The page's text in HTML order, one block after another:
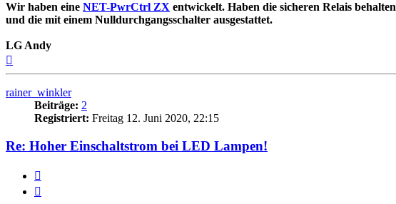
Wir haben eine NET-PwrCtrl ZX entwickelt. Haben die sicheren Relais behalten
und die mit einem Nulldurchgangsschalter ausgestattet.
LG Andy
rainer_winkler
Beiträge: 2
Registriert: Freitag 12. Juni 2020, 22:15
Re: Hoher Einschaltstrom bei LED Lampen!